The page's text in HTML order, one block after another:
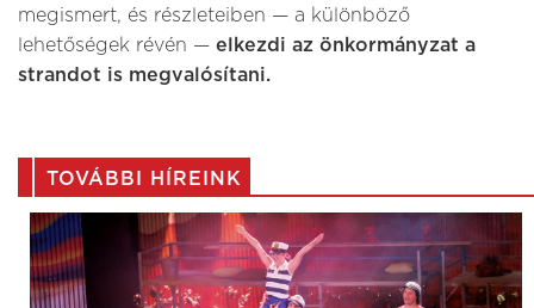
megismert, és részleteiben — a különböző
lehetőségek révén — elkezdi az önkormányzat a
strandot is megvalósítani.
TOVÁBBI HÍREINK